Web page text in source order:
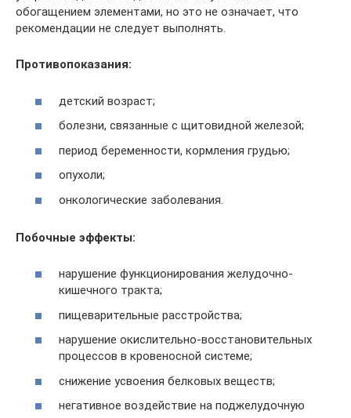
обогащением элементами, но это не означает, что
рекомендации не следует выполнять.
Противопоказания:
детский возраст;
болезни, связанные с щитовидной железой;
период беременности, кормления грудью;
опухоли;
онкологические заболевания.
Побочные эффекты:
нарушение функционирования желудочно-
кишечного тракта;
пищеварительные расcтройства;
нарушение окислительно-восстановительных
процессов в кровеносной системе;
снижение усвоения белковых веществ;
негативное воздействие на поджелудочную